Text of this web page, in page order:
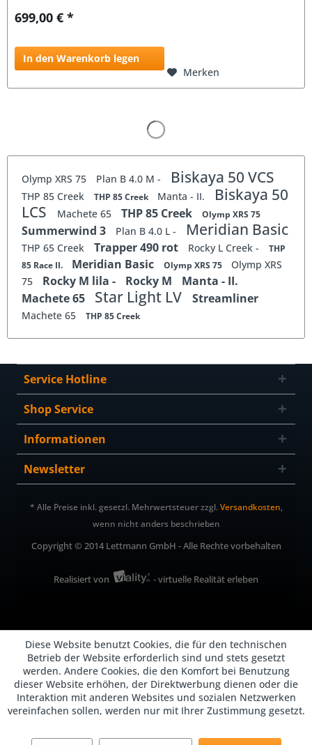
699,00 € *
In den Warenkorb legen
Merken
Olymp XRS 75 Plan B 4.0 M - Biskaya 50 VCS
THP 85 Creek THP 85 Creek Manta - II.
Biskaya 50
LCS
Machete 65 THP 85 Creek Olymp XRS 75
Summerwind 3 Plan B 4.0 L - Meridian Basic
THP 65 Creek Trapper 490 rot Rocky L Creek -
THP
85 Race II.
Meridian Basic Olymp XRS 75
Olymp XRS
75
Rocky M lila - Rocky M
Manta - II.
Machete 65
Star Light LV Streamliner
Machete 65 THP 85 Creek
Service Hotline
Shop Service
Informationen
Newsletter
* Alle Preise inkl. gesetzl. Mehrwertsteuer zzgl.Versandkosten,
wenn nicht anders beschrieben
Copyright © 2014 Lettmann GmbH - Alle Rechte vorbehalten
Realisiert von - virtuelle Realität erleben
Diese Website benutzt Cookies, die für den technischen
Betrieb der Website erforderlich sind und stets gesetzt
werden. Andere Cookies, die den Komfort bei Benutzung
dieser Website erhöhen, der Direktwerbung dienen oder die
Interaktion mit anderen Websites und sozialen Netzwerken
vereinfachen sollen, werden nur mit Ihrer Zustimmung gesetzt.